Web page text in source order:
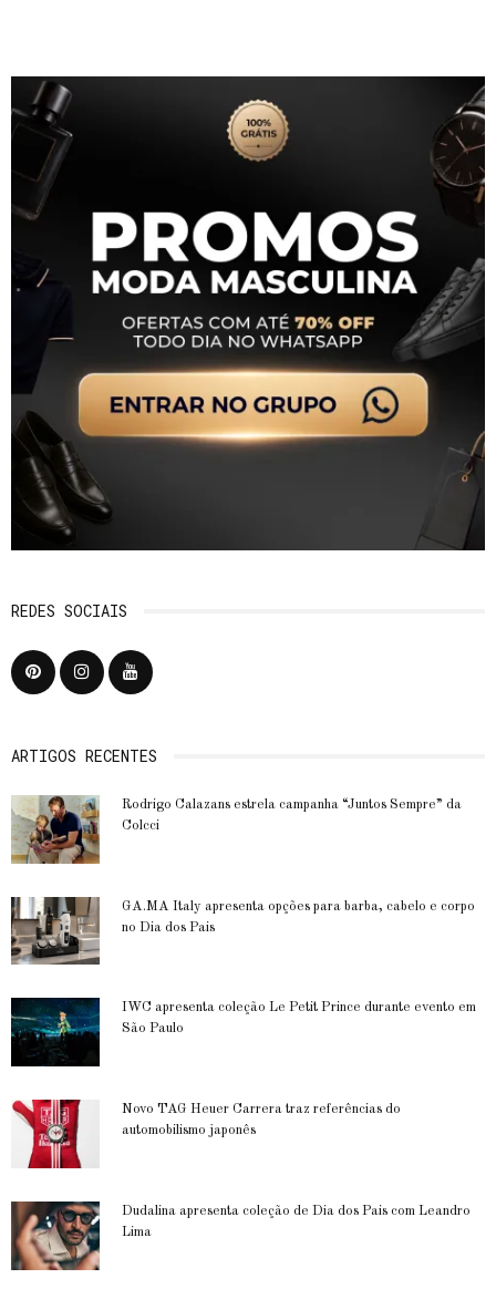
REDES SOCIAIS
ARTIGOS RECENTES
Rodrigo Calazans estrela campanha “Juntos Sempre” da
Colcci
GA.MA Italy apresenta opções para barba, cabelo e corpo
no Dia dos Pais
IWC apresenta coleção Le Petit Prince durante evento em
São Paulo
Novo TAG Heuer Carrera traz referências do
automobilismo japonês
Dudalina apresenta coleção de Dia dos Pais com Leandro
Lima